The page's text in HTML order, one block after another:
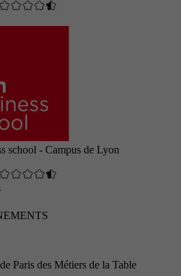
school - Campus de Lyon
Paris des Métiers de la Table